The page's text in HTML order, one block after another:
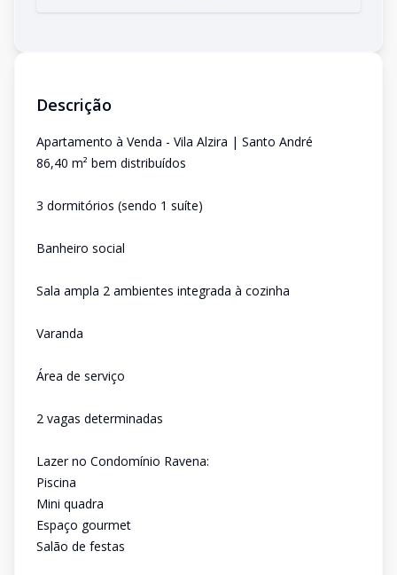
Descrição
Apartamento à Venda - Vila Alzira | Santo André
86,40 m² bem distribuídos
3 dormitórios (sendo 1 suíte)
Banheiro social
Sala ampla 2 ambientes integrada à cozinha
Varanda
Área de serviço
2 vagas determinadas
Lazer no Condomínio Ravena:
Piscina
Mini quadra
Espaço gourmet
Salão de festas